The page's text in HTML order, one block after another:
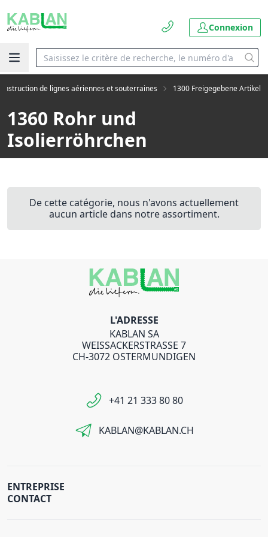
Connexion
de lignes aériennes et souterraines 1300 Freigegebene Artikel
1360 Rohr und
Isolierröhrchen
De cette catégorie, nous n'avons actuellement
aucun article dans notre assortiment.
L'ADRESSE
KABLAN SA
WEISSACKERSTRASSE 7
CH-3072 OSTERMUNDIGEN
+41 21 333 80 80
KABLAN@KABLAN.CH
ENTREPRISE
CONTACT